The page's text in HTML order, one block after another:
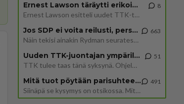
Ernest Lawson täräytti erikoisen heiton TTK-lehdistötilaisuudessa: " Onko tässä tarkoituksena...?"
Ernest Lawson esitteli uudet TTK-tähtioppilaat ja opettajat torstaina 6.8. lehdistölle. Tulevalla kaudella on yksi hausk
8
Jos SDP ei voita reilusti, persut kumoavat demokratian Suomesta
Näin tekisi ainakin Rydman seuratessaan idolinsa Trumpin mallia https://www.is.fi/politiikka/art-2000012187244.html
663
Uuden TTK-juontajan ympärillä epätietoisuus sakenee - Nyt MTV hämmentää soppaa
TTK tulee taas tänä syksynä. Ohjelman uudet tähtioppilaat julkistetaan torstaina 6. elokuuta klo 14 alkavassa lehdistö
51
Mitä tuot pöytään parisuhteessa?
Siinäpä se kysymys on otsikossa. Mitäpä siis tuot/toisit pöytään parisuhteessa? Oletko mies vai nainen? Koetko sen mitä
491